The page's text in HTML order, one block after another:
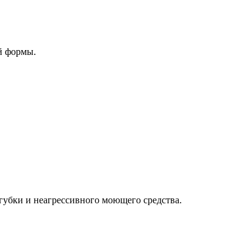
формы.
и неагрессивного моющего средства.